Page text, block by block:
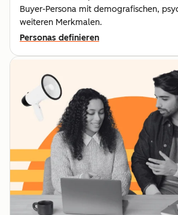
Buyer-Persona mit demografischen,
weiteren Merkmalen.
Personas definieren